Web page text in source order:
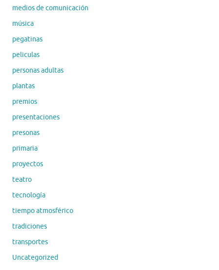
medios de comunicación
música
pegatinas
peliculas
personas adultas
plantas
premios
presentaciones
presonas
primaria
proyectos
teatro
tecnología
tiempo atmosférico
tradiciones
transportes
Uncategorized